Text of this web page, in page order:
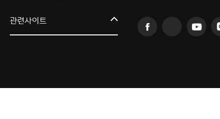
관련사이트
커뮤니티교육원
캠퍼스라이프카운슬링센터